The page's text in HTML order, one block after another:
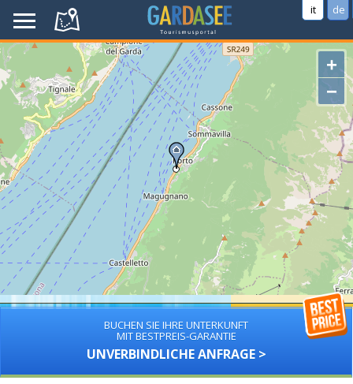
it de
+
−
BUCHEN SIE IHRE UNTERKUNFT
MIT BESTPREIS-GARANTIE
UNVERBINDLICHE ANFRAGE >